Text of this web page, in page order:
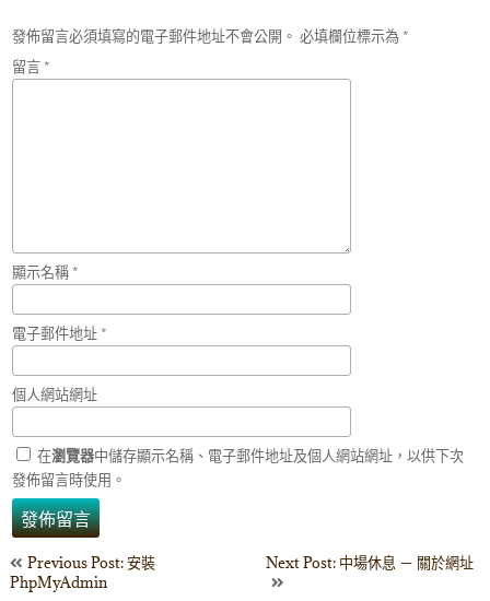
發佈留言必須填寫的電子郵件地址不會公開。 必填欄位標示為*
留言*
顯示名稱*
電子郵件地址*
個人網站網址
在瀏覽器中儲存顯示名稱、電子郵件地址及個人網站網址，以供下次
發佈留言時使用。
文Previous Post: 安裝
PhpMyAdmin
Next Post: 中場休息 － 關於網址